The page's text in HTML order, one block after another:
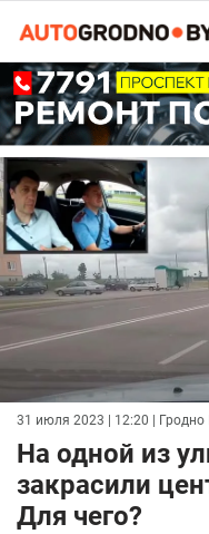
31 июля 2023 | 12:20 |
На одной из
закрасили
Для чего?